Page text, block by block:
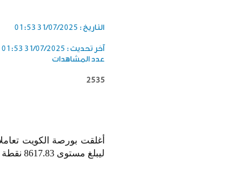
التاريخ : 31/07/2025 01:53
آخر تحديث : 31/07/2025 01:53
عدد المشاهدات
2535
ليبلغ مستوى 8617.83 نقطة .